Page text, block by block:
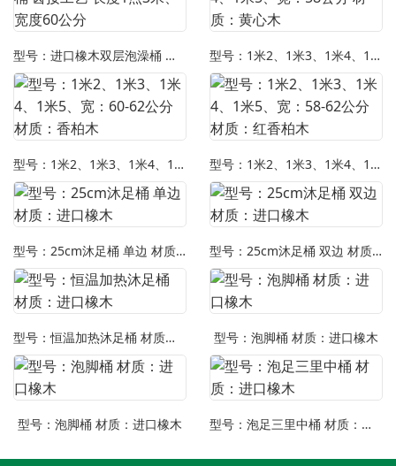
型号：进口橡木双层泡澡桶 齿接工艺 长度1点3米、宽度60公分 型号：1米2、1米3、1米4、1米5、宽：58公分 材质：黄心木
型号：1米2、1米3、1米4、1米5、宽：60-62公分 材质：香柏木 型号：1米2、1米3、1米4、1米5、宽：58-62公分 材质：红香柏木
型号：25cm沐足桶 单边 材质：进口橡木 型号：25cm沐足桶 双边 材质：进口橡木
型号：恒温加热沐足桶 材质：进口橡木 型号：泡脚桶 材质：进口橡木
型号：泡脚桶 材质：进口橡木 型号：泡足三里中桶 材质：进口橡木